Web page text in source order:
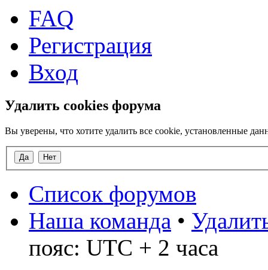
FAQ
Регистрация
Вход
Удалить cookies форума
Вы уверены, что хотите удалить все cookie, установленные
Список форумов
Наша команда •
пояс: UTC + 2 часа